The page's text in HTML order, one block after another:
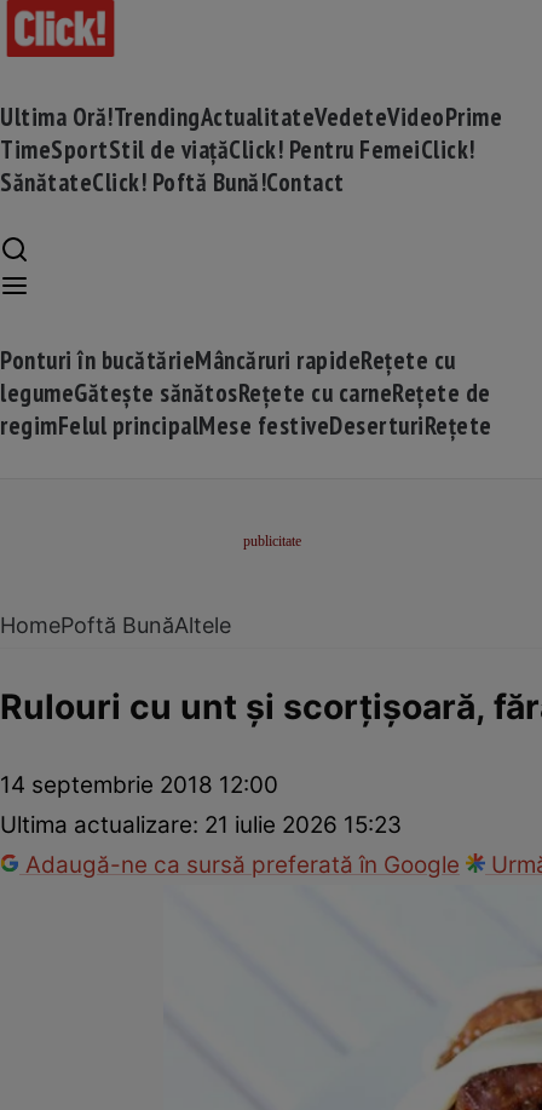
Ultima Oră!TrendingActualitateVedeteVideoPrime
TimeSportStil de viațăClick! Pentru FemeiClick!
SănătateClick! Poftă Bună!Contact
Ponturi în bucătărieMâncăruri rapideRețete cu
legumeGătește sănătosRețete cu carneRețete de
regimFelul principalMese festiveDeserturiRețete
HomePoftă BunăAltele
Rulouri cu unt şi scorţişoară,
14 septembrie 2018 12:00
Ultima actualizare: 21 iulie 2026 15:23
Adaugă-ne ca sursă preferată în Google